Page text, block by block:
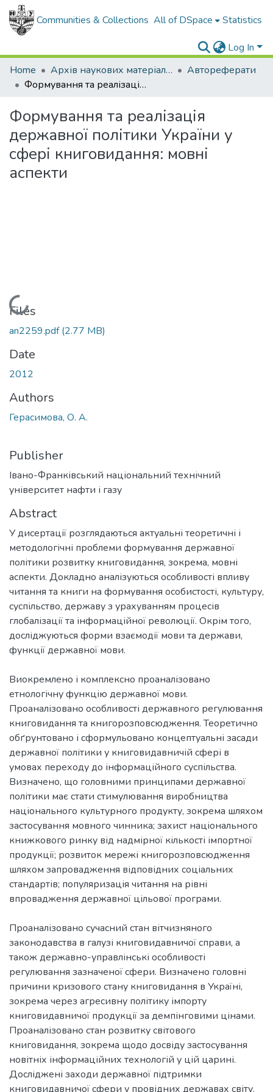
Communities & Collections All of DSpace Statistics
Log In
Home
Архів наукових матеріалів
Автореферати
Формування та реалізація державної політики України у сфері книговидання: мовні аспекти
Формування та реалізація
державної політики України у
сфері книговидання: мовні
аспекти
Loading...
Files
an2259.pdf(2.77 MB)
Date
2012
Authors
Герасимова, О. А.
Publisher
Івано-Франківський національний технічний
університет нафти і газу
Abstract
У дисертації розглядаються актуальні теоретичні і
методологічні проблеми формування державної
політики розвитку книговидання, зокрема, мовні
аспекти. Докладно аналізуються особливості впливу
читання та книги на формування особистості, культуру,
суспільство, державу з урахуванням процесів
глобалізації та інформаційної революції. Окрім того,
досліджуються форми взаємодії мови та держави,
функції державної мови.
Виокремлено і комплексно проаналізовано
етнологічну функцію державної мови.
Проаналізовано особливості державного регулювання
книговидання та книгорозповсюдження. Теоретично
обґрунтовано і сформульовано концептуальні засади
державної політики у книговидавничій сфері в
умовах переходу до інформаційного суспільства.
Визначено, що головними принципами державної
політики має стати стимулювання виробництва
національного культурного продукту, зокрема шляхом
застосування мовного чинника; захист національного
книжкового ринку від надмірної кількості імпортної
продукції; розвиток мережі книгорозповсюдження
шляхом запровадження відповідних соціальних
стандартів; популяризація читання на рівні
впровадження державної цільової програми.
Проаналізовано сучасний стан вітчизняного
законодавства в галузі книговидавничої справи, а
також державно-управлінські особливості
регулювання зазначеної сфери. Визначено головні
причини кризового стану книговидання в Україні,
зокрема через агресивну політику імпорту
книговидавничої продукції за демпінговими цінами.
Проаналізовано стан розвитку світового
книговидання, зокрема щодо досвіду застосування
новітніх інформаційних технологій у цій царині.
Досліджені заходи державної підтримки
книговидавничої сфери у провідних державах світу.